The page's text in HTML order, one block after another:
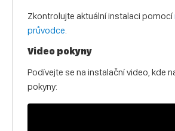
Zkontrolujte aktuální instalaci pomocí
průvodce.
Video pokyny
Podívejte se na instalační video, kde
pokyny: